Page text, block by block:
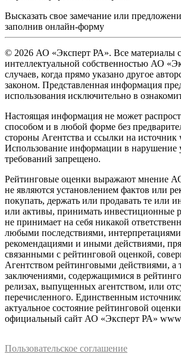
Высказать свое замечание или
заполнив онлайн-форму
© 2026 АО «Эксперт РА». Все материалы
интеллектуальной собственностью АО
случаев, когда прямо указано другое
законом. Представленная информация
использования исключительно в
Настоящая информация не может
способом и в любой форме без
стороны Агентства и ссылки на источник
Использование информации в нарушение
требований запрещено.
Рейтинговые оценки выражают мнение
не являются установлением фактов или
покупать, держать или продавать те или
или активы, принимать инвестиционные
не принимает на себя никакой
любыми последствиями,
рекомендациями и иными действиями,
связанными с рейтинговой оценкой,
Агентством рейтинговыми действиями, а
заключениями, содержащимися в
релизах, выпущенных агентством, или
перечисленного. Единственным
актуальное состояние рейтинговой
официальный сайт АО «Эксперт РА»
Пользовательское соглашение